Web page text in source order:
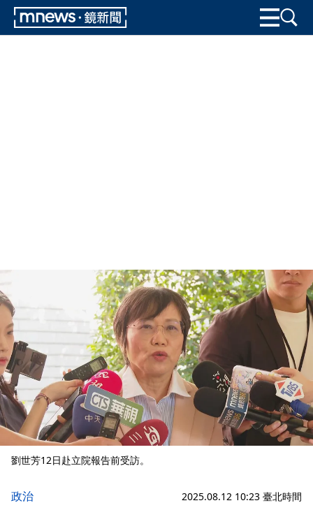
劉世芳12日赴立院報告前受訪。
政治 2025.08.12 10:23 臺北時間